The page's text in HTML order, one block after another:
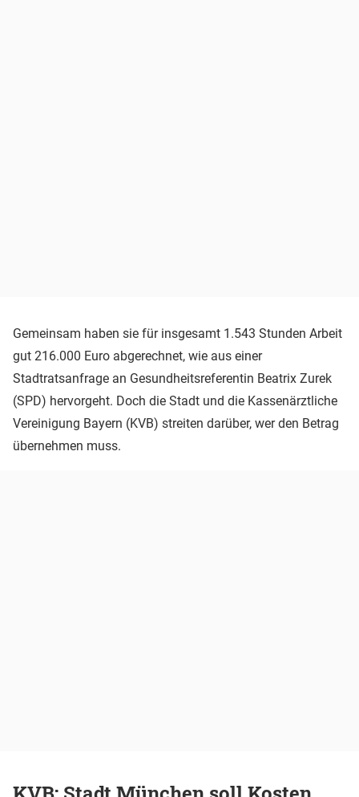
Gemeinsam haben sie für insgesamt 1.543 Stunden Arbeit
gut 216.000 Euro abgerechnet, wie aus einer
Stadtratsanfrage an Gesundheitsreferentin Beatrix Zurek
(SPD) hervorgeht. Doch die Stadt und die Kassenärztliche
Vereinigung Bayern (KVB) streiten darüber, wer den Betrag
übernehmen muss.